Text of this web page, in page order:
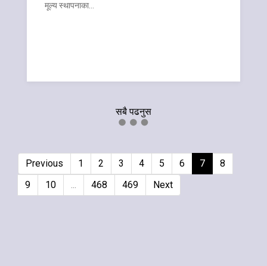
मूल्य स्थापनाका…
सबै पढनुस
Previous 1 2 3 4 5 6 7
8
9
10 ... 468 469 Next